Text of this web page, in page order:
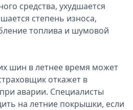
средства, ухудшается
степень износа,
топлива и шумовой
шин в летнее время может
откажет в
аварии. Специалисты
на летние покрышки, если